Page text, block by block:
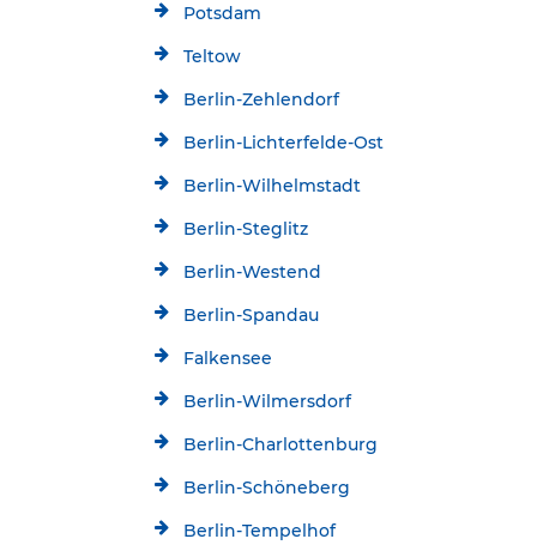
Potsdam
Teltow
Berlin-Zehlendorf
Berlin-Lichterfelde-Ost
Berlin-Wilhelmstadt
Berlin-Steglitz
Berlin-Westend
Berlin-Spandau
Falkensee
Berlin-Wilmersdorf
Berlin-Charlottenburg
Berlin-Schöneberg
Berlin-Tempelhof